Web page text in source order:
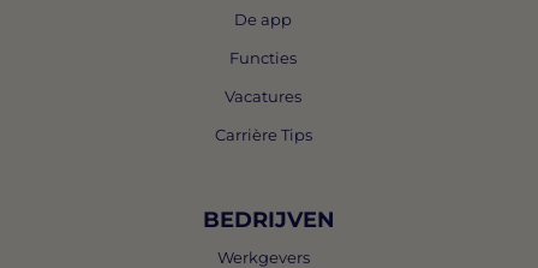
De app
Functies
Vacatures
Carrière Tips
BEDRIJVEN
Werkgevers